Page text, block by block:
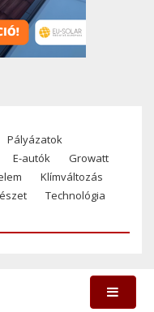
Pályázatok
E-autók
Growatt
Klímváltozás
Technológia